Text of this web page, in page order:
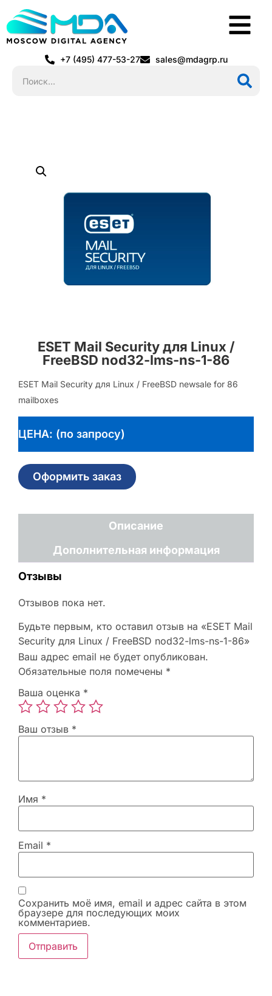
+7 (495) 477-53-27 sales@mdagrp.ru
ESET Mail Security для Linux /
FreeBSD nod32-lms-ns-1-86
ESET Mail Security для Linux / FreeBSD newsale for 86
mailboxes
ЦЕНА: (по запросу)
Оформить заказ
Описание
Дополнительная информация
Отзывы
Отзывов пока нет.
Будьте первым, кто оставил отзыв на «ESET Mail
Security для Linux / FreeBSD nod32-lms-ns-1-86»
Ваш адрес email не будет опубликован.
Обязательные поля помечены *
Ваша оценка *
Ваш отзыв *
Имя *
Email *
Сохранить моё имя, email и адрес сайта в этом
браузере для последующих моих
комментариев.